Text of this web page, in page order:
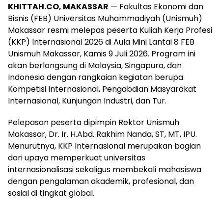
KHITTAH.CO, MAKASSAR — Fakultas Ekonomi dan
Bisnis (FEB) Universitas Muhammadiyah (Unismuh)
Makassar resmi melepas peserta Kuliah Kerja Profesi
(KKP) Internasional 2026 di Aula Mini Lantai 8 FEB
Unismuh Makassar, Kamis 9 Juli 2026. Program ini
akan berlangsung di Malaysia, Singapura, dan
Indonesia dengan rangkaian kegiatan berupa
Kompetisi Internasional, Pengabdian Masyarakat
Internasional, Kunjungan Industri, dan Tur.
Pelepasan peserta dipimpin Rektor Unismuh
Makassar, Dr. Ir. H.Abd. Rakhim Nanda, ST, MT, IPU.
Menurutnya, KKP Internasional merupakan bagian
dari upaya memperkuat universitas
internasionalisasi sekaligus membekali mahasiswa
dengan pengalaman akademik, profesional, dan
sosial di tingkat global.